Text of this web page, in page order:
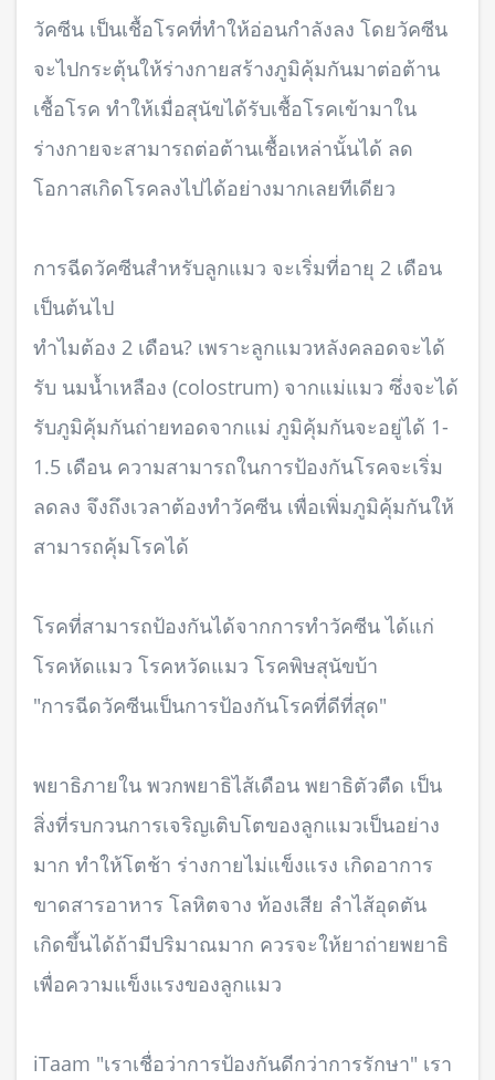
วัคซีน เป็นเชื้อโรคที่ทำให้อ่อนกำลังลง โดยวัคซีน
จะไปกระตุ้นให้ร่างกายสร้างภูมิคุ้มกันมาต่อต้าน
เชื้อโรค ทำให้เมื่อสุนัขได้รับเชื้อโรคเข้ามาใน
ร่างกายจะสามารถต่อต้านเชื้อเหล่านั้นได้ ลด
โอกาสเกิดโรคลงไปได้อย่างมากเลยทีเดียว
การฉีดวัคซีนสำหรับลูกแมว จะเริ่มที่อายุ 2 เดือน
เป็นต้นไป
ทำไมต้อง 2 เดือน? เพราะลูกแมวหลังคลอดจะได้
รับ นมน้ำเหลือง (colostrum) จากแม่แมว ซึ่งจะได้
รับภูมิคุ้มกันถ่ายทอดจากแม่ ภูมิคุ้มกันจะอยู่ได้ 1-
1.5 เดือน ความสามารถในการป้องกันโรคจะเริ่ม
ลดลง จึงถึงเวลาต้องทำวัคซีน เพื่อเพิ่มภูมิคุ้มกันให้
สามารถคุ้มโรคได้
โรคที่สามารถป้องกันได้จากการทำวัคซีน ได้แก่
โรคหัดแมว โรคหวัดแมว โรคพิษสุนัขบ้า
"การฉีดวัคซีนเป็นการป้องกันโรคที่ดีที่สุด"
พยาธิภายใน พวกพยาธิไส้เดือน พยาธิตัวตืด เป็น
สิ่งที่รบกวนการเจริญเติบโตของลูกแมวเป็นอย่าง
มาก ทำให้โตช้า ร่างกายไม่แข็งแรง เกิดอาการ
ขาดสารอาหาร โลหิตจาง ท้องเสีย ลำไส้อุดตัน
เกิดขึ้นได้ถ้ามีปริมาณมาก ควรจะให้ยาถ่ายพยาธิ
เพื่อความแข็งแรงของลูกแมว
iTaam "เราเชื่อว่าการป้องกันดีกว่าการรักษา" เรา